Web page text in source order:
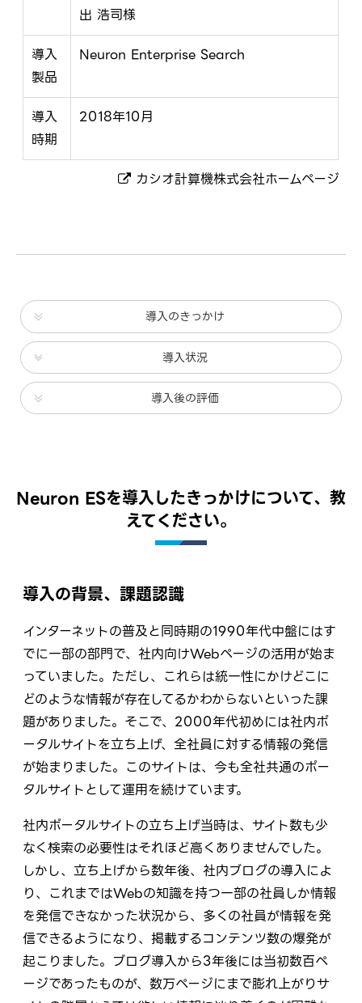
出 浩司様
導入
製品
Neuron Enterprise Search
導入
時期
2018年10月
カシオ計算機株式会社ホームページ
導入のきっかけ
導入状況
導入後の評価
Neuron ESを導入したきっかけについて、教
えてください。
導入の背景、課題認識
インターネットの普及と同時期の1990年代中盤にはす
でに一部の部門で、社内向けWebページの活用が始ま
っていました。ただし、これらは統一性にかけどこに
どのような情報が存在してるかわからないといった課
題がありました。そこで、2000年代初めには社内ポ
ータルサイトを立ち上げ、全社員に対する情報の発信
が始まりました。このサイトは、今も全社共通のポー
タルサイトとして運用を続けています。
社内ポータルサイトの立ち上げ当時は、サイト数も少
なく検索の必要性はそれほど高くありませんでした。
しかし、立ち上げから数年後、社内ブログの導入によ
り、これまではWebの知識を持つ一部の社員しか情報
を発信できなかった状況から、多くの社員が情報を発
信できるようになり、掲載するコンテンツ数の爆発が
起こりました。ブログ導入から3年後には当初数百ペ
ージであったものが、数万ページにまで膨れ上がりサ